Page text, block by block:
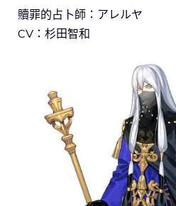
贖罪的占卜師：アレルヤ
CV：杉田智和